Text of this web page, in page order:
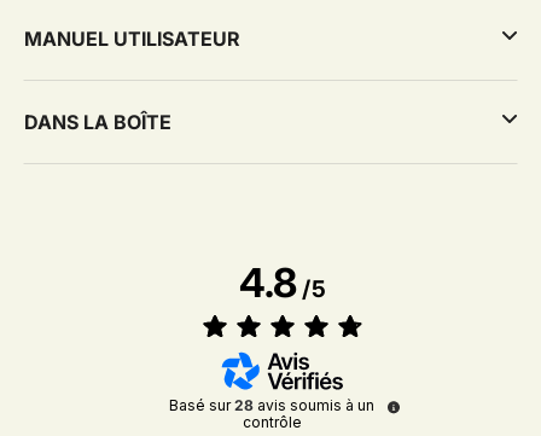
MANUEL UTILISATEUR
DANS LA BOÎTE
4.8/5
Basé sur28 avis soumis à un
contrôle